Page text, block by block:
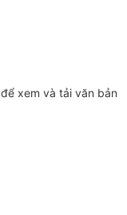
để xem và tải văn bản